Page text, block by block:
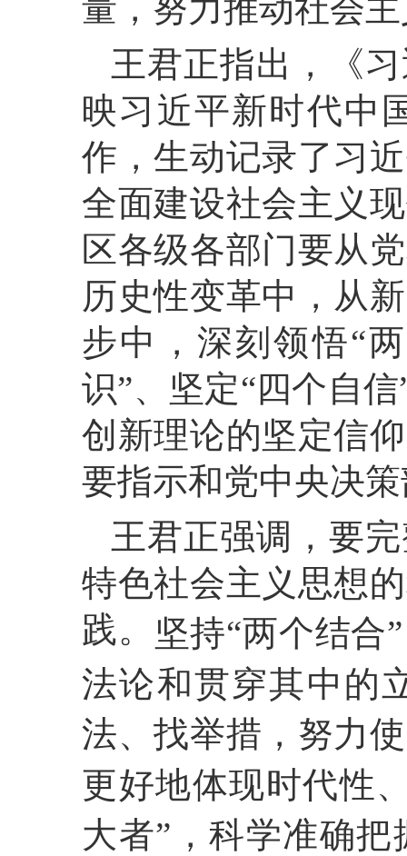
量，努力推动社会
王君正指出，《
映习近平新时代中
作，生动记录了习
全面建设社会主义
区各级各部门要从
历史性变革中，从
步中，深刻领悟“
识”、坚定“四个自
创新理论的坚定信
要指示和党中央决
王君正强调，要
特色社会主义思想
践。
坚持“两个结合
法论和贯穿其中的
法、找举措，努力
更好地体现时代性
大者”，科学准确